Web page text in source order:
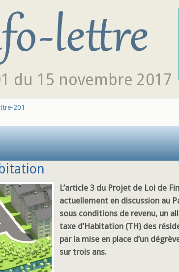
du 15 novembre 2017
201
L’article 3 du Projet de Loi de
actuellement en discussion au
sous conditions de revenu, un
taxe d’Habitation (TH) des
par la mise en place d’un
sur trois ans.